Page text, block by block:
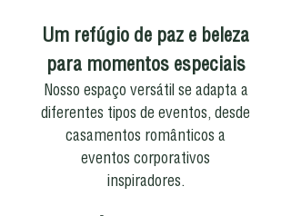
Um refúgio de paz e beleza
para momentos especiais
Nosso espaço versátil se adapta a
diferentes tipos de eventos, desde
casamentos românticos a
eventos corporativos
inspiradores.